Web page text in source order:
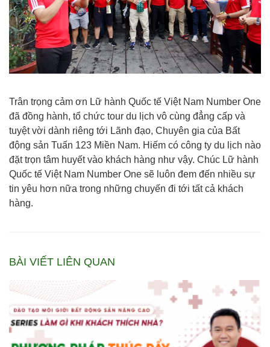
Trân trọng cảm ơn Lữ hành Quốc tế Việt Nam Number One
đã đồng hành, tổ chức tour du lịch vô cùng đẳng cấp và
tuyệt vời dành riêng tới Lãnh đạo, Chuyên gia của Bất
động sản Tuấn 123 Miền Nam. Hiếm có công ty du lịch nào
đặt trọn tâm huyết vào khách hàng như vậy. Chúc Lữ hành
Quốc tế Việt Nam Number One sẽ luôn đem đến nhiều sự
tin yêu hơn nữa trong những chuyến đi tới tất cả khách
hàng.
BÀI VIẾT LIÊN QUAN